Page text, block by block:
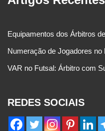
Equipamentos dos Árbitros
Numeração de Jogadores no
VAR no Futsal: Árbitro com
REDES SOCIAIS